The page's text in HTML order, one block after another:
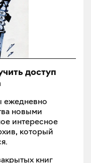
доступ
ежедневно
новыми
интересное
который
книг